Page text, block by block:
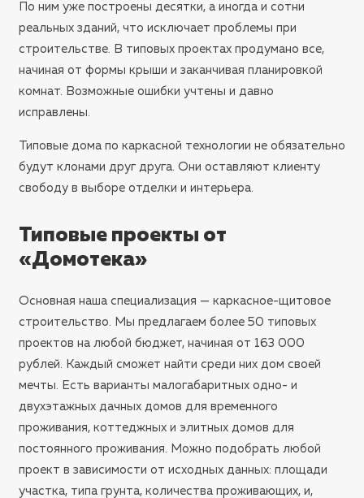
По ним уже построены десятки, а иногда и сотни
реальных зданий, что исключает проблемы при
строительстве. В типовых проектах продумано все,
начиная от формы крыши и заканчивая планировкой
комнат. Возможные ошибки учтены и давно
исправлены.
Типовые дома по каркасной технологии не обязательно
будут клонами друг друга. Они оставляют клиенту
свободу в выборе отделки и интерьера.
Типовые проекты от
«Домотека»
Основная наша специализация — каркасное-щитовое
строительство. Мы предлагаем более 50 типовых
проектов на любой бюджет, начиная от 163 000
рублей. Каждый сможет найти среди них дом своей
мечты. Есть варианты малогабаритных одно- и
двухэтажных дачных домов для временного
проживания, коттеджных и элитных домов для
постоянного проживания. Можно подобрать любой
проект в зависимости от исходных данных: площади
участка, типа грунта, количества проживающих, и,